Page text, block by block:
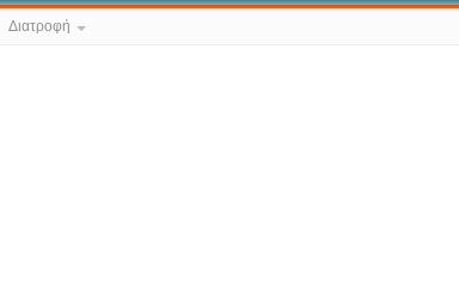
Διατροφή